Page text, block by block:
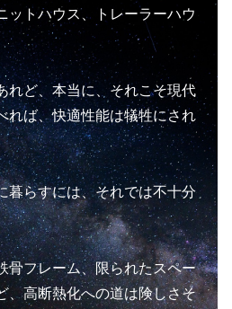
ットハウス、トレーラーハウ
れど、本当に、それこそ現代
れば、快適性能は犠牲にされ
暮らすには、それでは不十分
骨フレーム、限られたスペー
、高断熱化への道は険しさそ